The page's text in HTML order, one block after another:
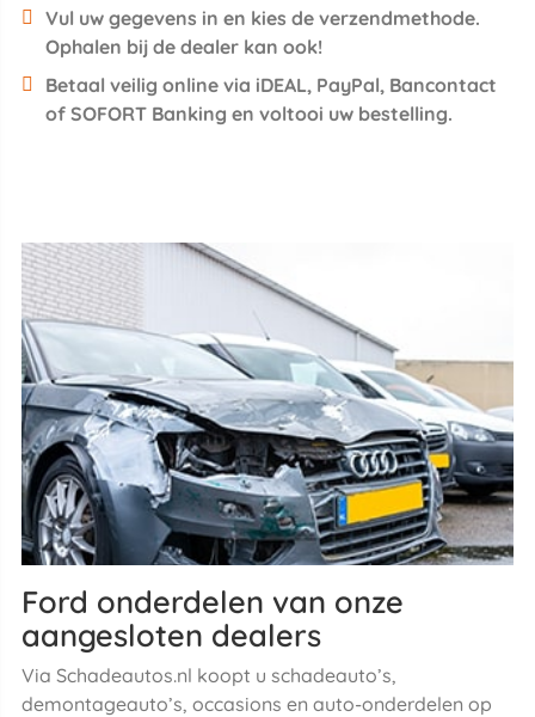
Vul uw gegevens in en kies de verzendmethode.
Ophalen bij de dealer kan ook!
Betaal veilig online via iDEAL, PayPal, Bancontact
of SOFORT Banking en voltooi uw bestelling.
Ford onderdelen van onze
aangesloten dealers
Via Schadeautos.nl koopt u schadeauto’s,
demontageauto’s, occasions en auto-onderdelen op